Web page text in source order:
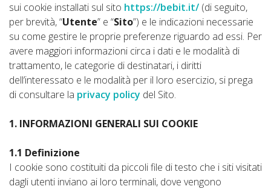
sui cookie installati sul sito https://bebit.it/ (di seguito,
per brevità, “Utente” e “Sito”) e le indicazioni necessarie
su come gestire le proprie preferenze riguardo ad essi. Per
avere maggiori informazioni circa i dati e le modalità di
trattamento, le categorie di destinatari, i diritti
dell’interessato e le modalità per il loro esercizio, si prega
di consultare la privacy policy del Sito.
1. INFORMAZIONI GENERALI SUI COOKIE
1.1 Definizione
I cookie sono costituiti da piccoli file di testo che i siti visitati
dagli utenti inviano ai loro terminali, dove vengono